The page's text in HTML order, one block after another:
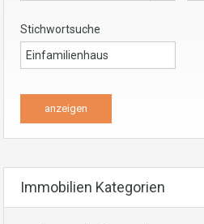
Stichwortsuche
Immobilien Kategorien